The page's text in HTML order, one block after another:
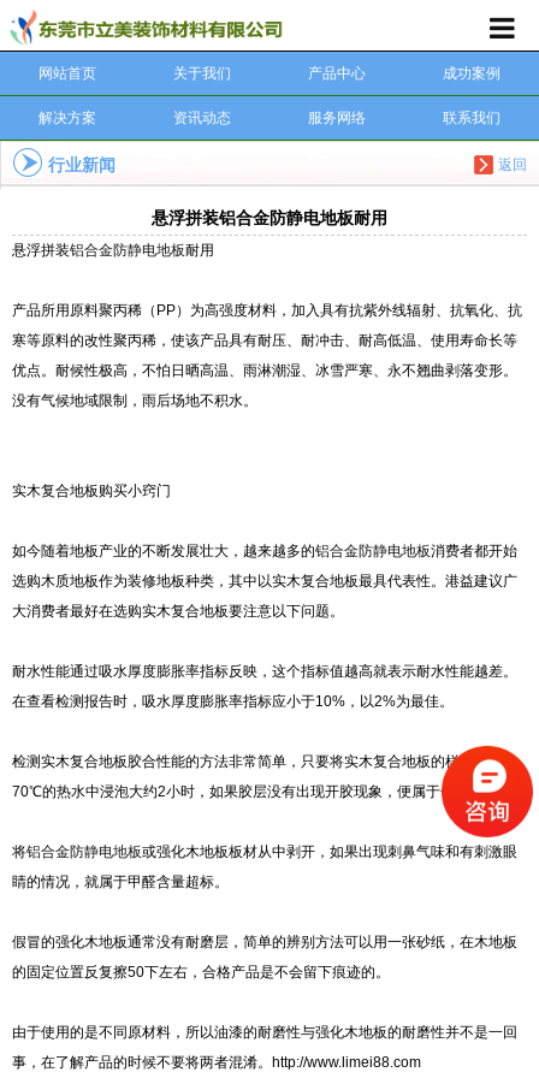
网站首页 关于我们 产品中心 成功案例
解决方案 资讯动态 服务网络 联系我们
返回
行业新闻
悬浮拼装铝合金防静电地板耐用
悬浮拼装铝合金防静电地板耐用
产品所用原料聚丙稀（PP）为高强度材料，加入具有抗紫外线辐射、抗氧化、抗
寒等原料的改性聚丙稀，使该产品具有耐压、耐冲击、耐高低温、使用寿命长等
优点。耐候性极高，不怕日晒高温、雨淋潮湿、冰雪严寒、永不翘曲剥落变形。
没有气候地域限制，雨后场地不积水。
实木复合地板购买小窍门
如今随着地板产业的不断发展壮大，越来越多的铝合金防静电地板消费者都开始
选购木质地板作为装修地板种类，其中以实木复合地板最具代表性。港益建议广
大消费者最好在选购实木复合地板要注意以下问题。
耐水性能通过吸水厚度膨胀率指标反映，这个指标值越高就表示耐水性能越差。
在查看检测报告时，吸水厚度膨胀率指标应小于10%，以2%为最佳。
检测实木复合地板胶合性能的方法非常简单，只要将实木复合地板的样品放入
70℃的热水中浸泡大约2小时，如果胶层没有出现开胶现象，便属于合格产品。
将铝合金防静电地板或强化木地板板材从中剥开，如果出现刺鼻气味和有刺激眼
睛的情况，就属于甲醛含量超标。
假冒的强化木地板通常没有耐磨层，简单的辨别方法可以用一张砂纸，在木地板
的固定位置反复擦50下左右，合格产品是不会留下痕迹的。
由于使用的是不同原材料，所以油漆的耐磨性与强化木地板的耐磨性并不是一回
事，在了解产品的时候不要将两者混淆。http://www.limei88.com